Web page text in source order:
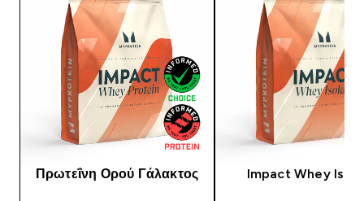
Πρωτεΐνη Ορού Γάλακτος Impact Whey